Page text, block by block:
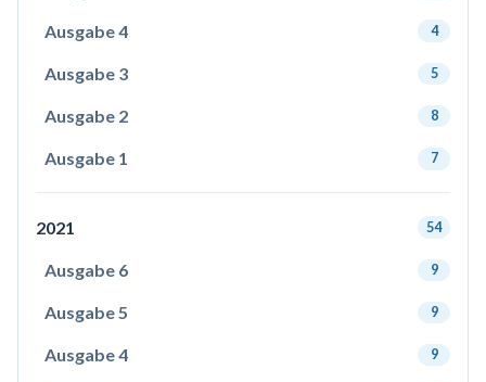
Ausgabe 4 4
Ausgabe 3 5
Ausgabe 2 8
Ausgabe 1 7
2021 54
Ausgabe 6 9
Ausgabe 5 9
Ausgabe 4 9